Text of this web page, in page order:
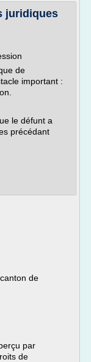
juridiques
de
important :
le défunt a
précédant
de
par
de